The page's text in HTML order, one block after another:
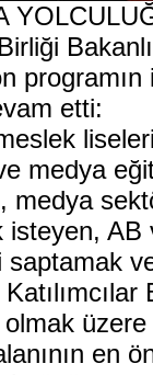
etti:
medya
medya
isteyen,
saptamak
olmak
en